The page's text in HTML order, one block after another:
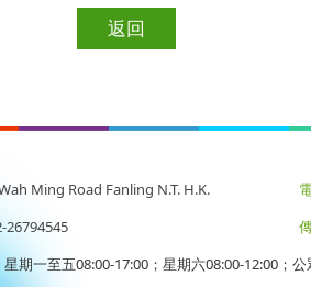
返回
Ming Road Fanling N.T. H.K.
26794545
星期一至五08:00-17:00；星期六08:00-12:00；